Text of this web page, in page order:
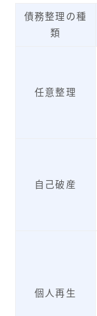
債務整理の種
類
任意整理
自己破産
個人再生